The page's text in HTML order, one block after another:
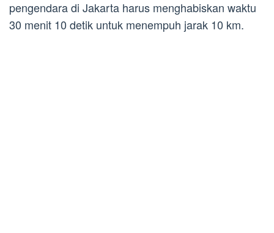
pengendara di Jakarta harus menghabiskan waktu
30 menit 10 detik untuk menempuh jarak 10 km.